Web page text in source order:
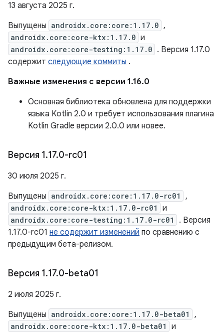
13 августа 2025 г.
Выпущены androidx.core:core:1.17.0 ,
androidx.core:core-ktx:1.17.0 и
androidx.core:core-testing:1.17.0 . Версия 1.17.0
содержит следующие коммиты .
Важные изменения с версии 1.16.0
Основная библиотека обновлена ​​для поддержки
языка Kotlin 2.0 и требует использования плагина
Kotlin Gradle версии 2.0.0 или новее.
Версия 1.17.0-rc01
30 июля 2025 г.
Выпущены androidx.core:core:1.17.0-rc01 ,
androidx.core:core-ktx:1.17.0-rc01 и
androidx.core:core-testing:1.17.0-rc01
. Версия
1.17.0-rc01 не содержит изменений по сравнению с
предыдущим бета-релизом.
Версия 1.17.0-beta01
2 июля 2025 г.
Выпущены androidx.core:core:1.17.0-beta01 ,
androidx.core:core-ktx:1.17.0-beta01 и